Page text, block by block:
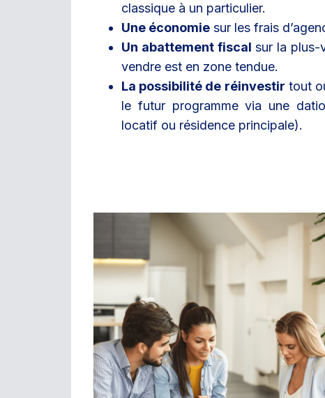
classique à un particulier.
Une économie sur les frais
Un abattement fiscal sur la plus-
vendre est en zone tendue.
La possibilité de réinvestir tout
le futur programme via une
locatif ou résidence principale).